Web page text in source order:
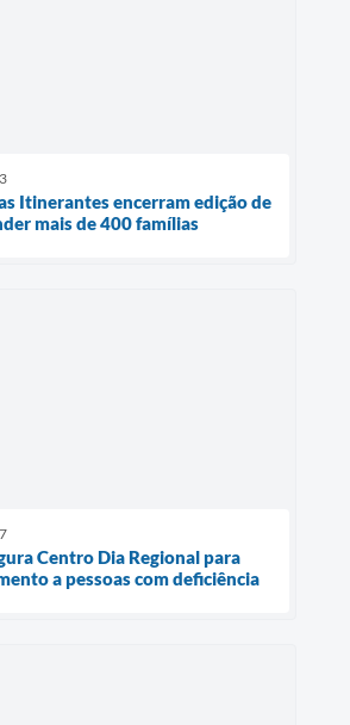
Itinerantes encerram edição de
mais de 400 famílias
Centro Dia Regional para
a pessoas com deficiência